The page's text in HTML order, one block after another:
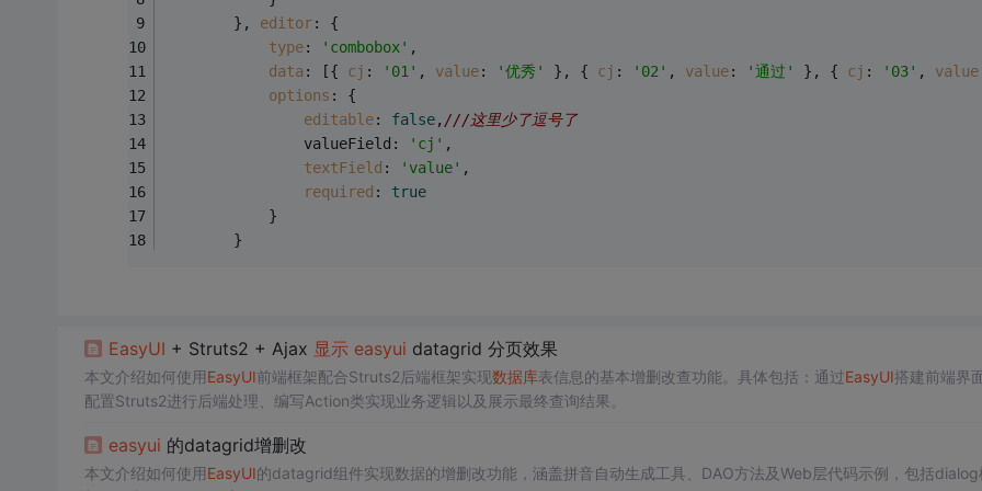
        },
editor: {
type: 'combobox' ,
data : [{ cj : '01' , value: '优秀' }, { cj : '02' , value: '通过' }, { cj : '03' , value
options : {
editable: false, ///这里少了逗号了
                valueField:
'cj' ,
textField : 'value' ,
required : true
            }
        }
EasyUI + Struts2 + Ajax 显示 easyui datagrid 分页效果
本文介绍如何使用EasyUI前端框架配合Struts2后端框架实现数据库表信息的基本增删改查功能。具体包括：通过EasyUI搭建前端界面
配置Struts2进行后端处理、编写Action类实现业务逻辑以及展示最终查询结果。
easyui 的datagrid增删改
本文介绍如何使用EasyUI的datagrid组件实现数据的增删改功能，涵盖拼音自动生成工具、DAO方法及Web层代码示例，包括dialog